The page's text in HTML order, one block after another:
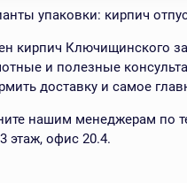
упаковки: кирпич
кирпич Ключищинского
и полезные
доставку и самое
нашим менеджерам по
этаж, офис 20.4.